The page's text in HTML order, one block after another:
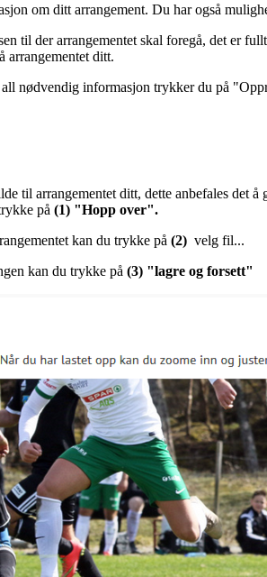
om ditt arrangement. Du har også
til der arrangementet skal foregå, det er
arrangementet ditt.
nødvendig informasjon trykker du på
til arrangementet ditt, dette anbefales det
på (1) "Hopp over".
kan du trykke på (2) velg fil...
kan du trykke på (3) "lagre og forsett"